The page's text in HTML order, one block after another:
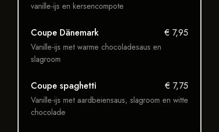
vanille-ijs en kersencompote
Coupe Dänemark € 7,95
Vanille-ijs met warme chocoladesaus en
slagroom
Coupe spaghetti € 7,75
Vanille-ijs met aardbeiensaus, slagroom en witte
chocolade